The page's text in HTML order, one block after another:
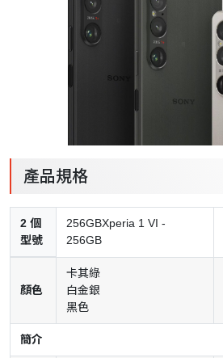
產品規格
2 個
型號
256GBXperia 1 VI -
256GB
顏色
卡其綠
白金銀
黑色
簡介